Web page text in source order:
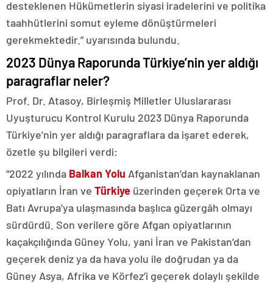
desteklenen Hükümetlerin siyasi iradelerini ve politika
taahhütlerini somut eyleme dönüştürmeleri
gerekmektedir.” uyarısında bulundu.
2023 Dünya Raporunda Türkiye’nin yer aldığı
paragraflar neler?
Prof. Dr. Atasoy, Birleşmiş Milletler Uluslararası
Uyuşturucu Kontrol Kurulu 2023 Dünya Raporunda
Türkiye’nin yer aldığı paragraflara da işaret ederek,
özetle şu bilgileri verdi:
“2022 yılında Balkan Yolu Afganistan’dan kaynaklanan
opiyatların İran ve Türkiye üzerinden geçerek Orta ve
Batı Avrupa’ya ulaşmasında başlıca güzergâh olmayı
sürdürdü. Son verilere göre Afgan opiyatlarının
kaçakçılığında Güney Yolu, yani İran ve Pakistan’dan
geçerek deniz ya da hava yolu ile doğrudan ya da
Güney Asya, Afrika ve Körfez’i geçerek dolaylı şekilde